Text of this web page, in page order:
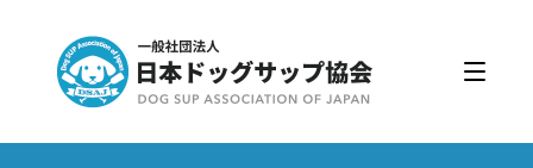
入会・更新
公認スクール・インストラクター